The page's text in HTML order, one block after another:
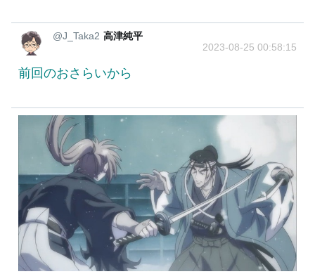
@J_Taka2 高津純平
2023-08-25 00:58:15
前回のおさらいから